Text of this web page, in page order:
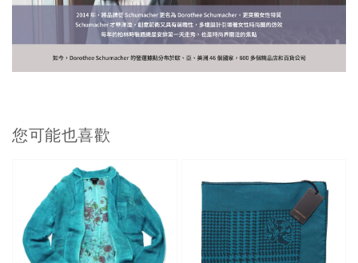
您可能也喜歡